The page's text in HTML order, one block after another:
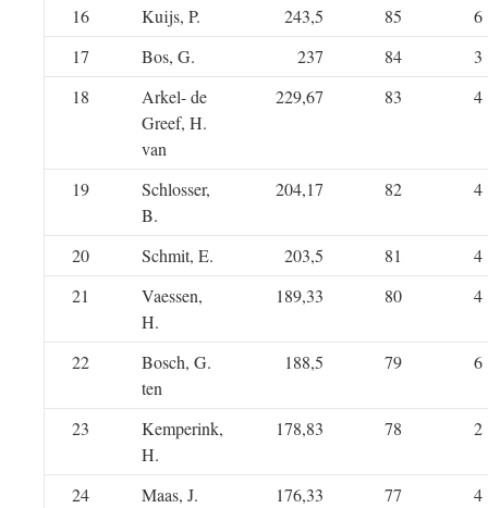
16 Kuijs, P. 243,5 85
6
17
Bos, G. 237 84
3
18
Arkel- de
Greef, H.
van
229,67 83 4
19
Schlosser,
B.
204,17 82 4
20 Schmit, E. 203,5 81
4
21
Vaessen,
H.
189,33 80 4
22
Bosch, G.
ten
188,5 79 6
23
Kemperink,
H.
178,83 78 2
24
Maas, J.
176,33 77 4